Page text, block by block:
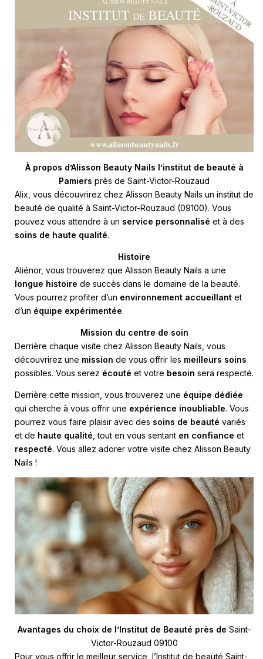
À propos d’Alisson Beauty Nails l’institut de beauté à
Pamiers près de Saint-Victor-Rouzaud
Alix, vous découvrirez chez Alisson Beauty Nails un institut de
beauté de qualité à Saint-Victor-Rouzaud (09100). Vous
pouvez vous attendre à un service personnalisé et à des
soins de haute qualité.
Histoire
Aliénor, vous trouverez que Alisson Beauty Nails a une
longue histoire de succès dans le domaine de la beauté.
Vous pourrez profiter d’un environnement accueillant et
d’un équipe expérimentée.
Mission du centre de soin
Derrière chaque visite chez Alisson Beauty Nails, vous
découvrirez une mission de vous offrir les meilleurs soins
possibles. Vous serez écouté et votre besoin sera respecté.
Derrière cette mission, vous trouverez une équipe dédiée
qui cherche à vous offrir une expérience inoubliable. Vous
pourrez vous faire plaisir avec des soins de beauté variés
et de haute qualité , tout en vous sentant en confiance et
respecté. Vous allez adorer votre visite chez Alisson Beauty
Nails !
Avantages du choix de l’Institut de Beauté près de Saint-
Victor-Rouzaud 09100
Pour vous offrir le meilleur service, l’Institut de beauté Saint-